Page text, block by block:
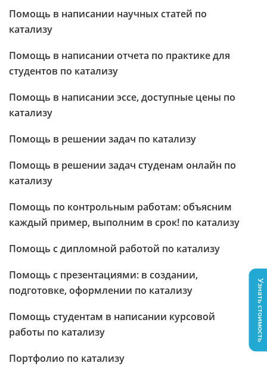
Помощь в написании научных статей по
катализу
Помощь в написании отчета по практике для
студентов по катализу
Помощь в написании эссе, доступные цены по
катализу
Помощь в решении задач по катализу
Помощь в решении задач студенам онлайн по
катализу
Помощь по контрольным работам: объясним
каждый пример, выполним в срок! по катализу
Помощь с дипломной работой по катализу
Помощь с презентациями: в создании,
подготовке, оформлении по катализу
Помощь студентам в написании курсовой
работы по катализу
Портфолио по катализу
Узнать стоимость